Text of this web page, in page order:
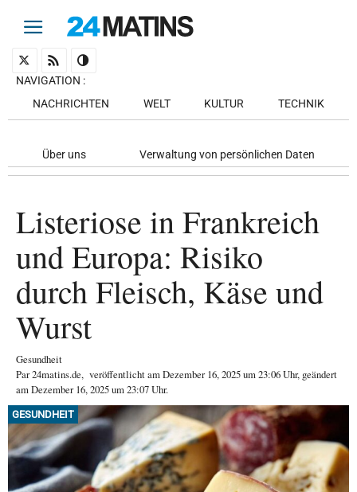
NAVIGATION :
NACHRICHTEN
WELT KULTUR TECHNIK
Über uns Verwaltung von persönlichen Daten
Listeriose in Frankreich
und Europa: Risiko
durch Fleisch, Käse und
Wurst
Gesundheit
Par24matins.de, veröffentlicht amDezember 16, 2025um 23:06 Uhr, geändert
am Dezember 16, 2025 um 23:07 Uhr.
GESUNDHEIT